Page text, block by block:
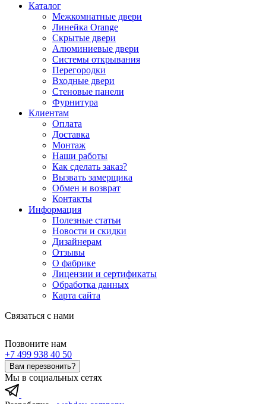
Каталог
Межкомнатные двери
Линейка Orange
Скрытые двери
Алюминиевые двери
Системы открывания
Перегородки
Входные двери
Стеновые панели
Фурнитура
Клиентам
Оплата
Доставка
Монтаж
Наши работы
Как сделать заказ?
Вызвать замерщика
Обмен и возврат
Контакты
Информация
Полезные статьи
Новости и скидки
Дизайнерам
Отзывы
О фабрике
Лицензии и сертификаты
Обработка данных
Карта сайта
Связаться с нами
Позвоните нам
+7 499 938 40 50
Вам перезвонить?
Мы в социальных сетях